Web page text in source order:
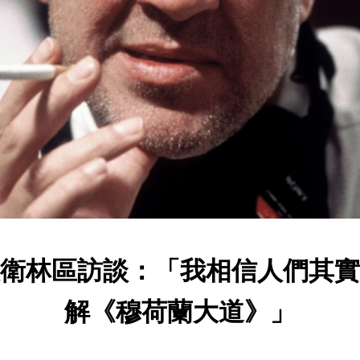
林區訪談：「我相信人們其
解《穆荷蘭大道》」